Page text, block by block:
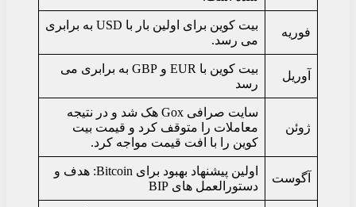
فوریه
بیت کوین برای اولین بار با USD به برابری
می رسد.
آوریل
بیت کوین با EUR و GBP به برابری می
رسد
ژوئن
سایت صرافی Gox هک شد و در نتیجه
معاملات را متوقف کرد و قیمت بیت
کوین را با افت قیمت مواجه کرد.
آگوست
اولین پیشنهاد بهبود برای Bitcoin: هدف و
دستورالعمل های BIP